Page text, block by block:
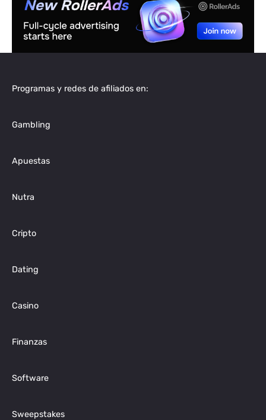
Programas y redes de afiliados en:
Gambling
Apuestas
Nutra
Cripto
Dating
Casino
Finanzas
Software
Sweepstakes